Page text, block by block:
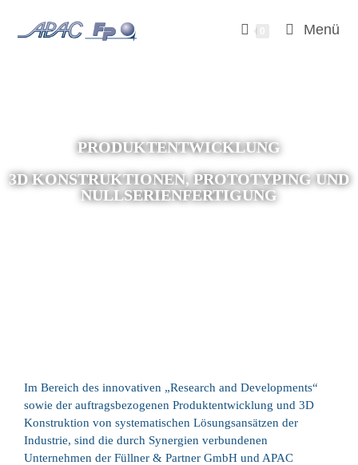
Menü
PRODUKTENTWICKLUNG
3D KONSTRUKTIONEN, PROTOTYPING UND
NULLSERIENFERTIGUNG
Im Bereich des innovativen „Research and Developments“
sowie der auftragsbezogenen Produktentwicklung und 3D
Konstruktion von systematischen Lösungsansätzen der
Industrie, sind die durch Synergien verbundenen
Unternehmen der Füllner & Partner GmbH und APAC